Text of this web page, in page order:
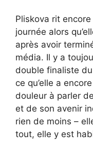
Pliskova rit
journée alors
après avoir
média. Il y a
double finaliste
ce qu’elle a
douleur à parler
et de son avenir
rien de moins –
tout, elle y est